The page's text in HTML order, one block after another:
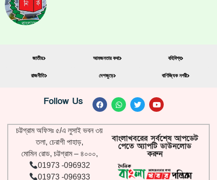
জাতীয়
রাজনীতি
আমজনতার কথা
দেশজুড়ে
বহিবিশ্ব
বাণিজ্যিক নগরী
Follow Us
চট্টগ্রাম অফিসঃ ৫/এ লুসাই ভবন ৩য়
তলা, চেরাগী পাহাড়,
মোমিন রোড, চট্টগ্রাম – ৪০০০,
01973 -096932
01973 -096933
বাংলাখবরের সর্বশেষ আপডেট
পেতে অ্যাপটি ডাউনলোড
করুন